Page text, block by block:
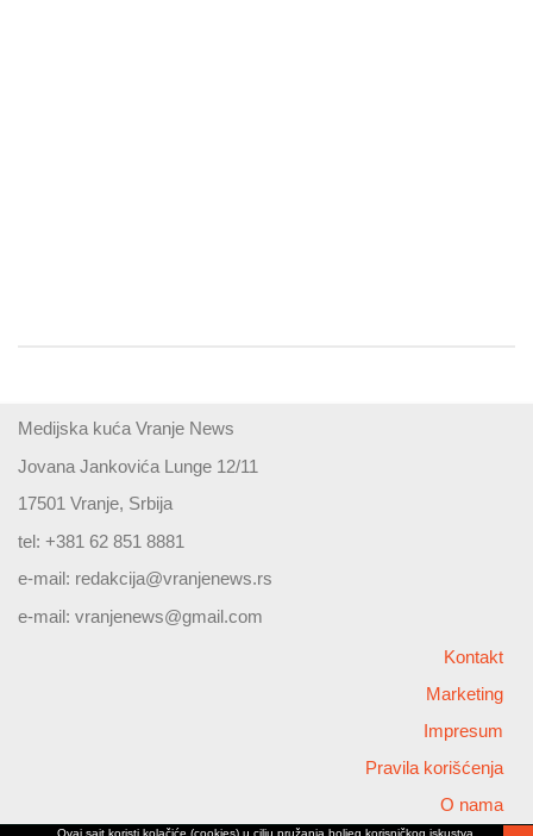
Medijska kuća Vranje News
Jovana Jankovića Lunge 12/11
17501 Vranje, Srbija
tel: +381 62 851 8881
e-mail: redakcija@vranjenews.rs
e-mail: vranjenews@gmail.com
Kontakt
Marketing
Impresum
Pravila korišćenja
O nama
Ovaj sajt koristi kolačiće (cookies) u cilju pružanja boljeg korisničkog iskustva,